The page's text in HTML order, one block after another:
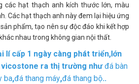
các hạt thạch anh kích thước lớn, màu
Các hạt thạch anh này đem lại hiệu ứng
phẩm, tạo nên sự độc đáo khi kết hợp
nhau trong không gian nội thất.
lí cấp 1 ngày càng phát triển,lớn
vicostone ra thị trường nhưđá bàn
ba,đá thang máy,đá thang bộ..